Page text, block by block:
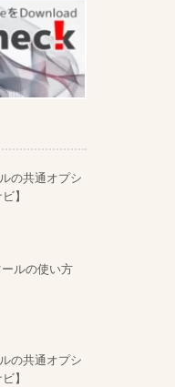
の共通オプシ
】
ルの使い方
の共通オプシ
】